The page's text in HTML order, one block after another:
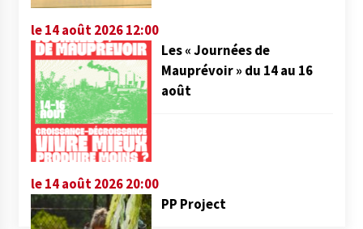
le 14 août 2026 12:00
Les « Journées de
Mauprévoir » du 14 au 16
août
le 14 août 2026 20:00
PP Project